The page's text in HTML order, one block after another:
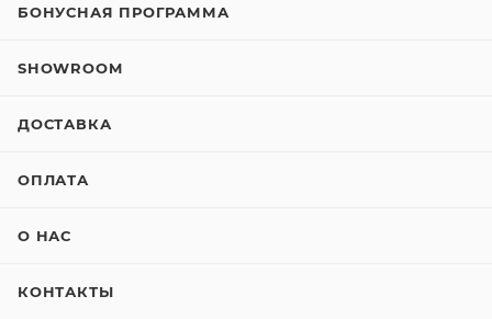
БОНУСНАЯ ПРОГРАММА
SHOWROOM
ДОСТАВКА
ОПЛАТА
О НАС
КОНТАКТЫ